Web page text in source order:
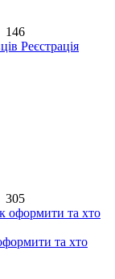
146
Реєстрація
305
та хто